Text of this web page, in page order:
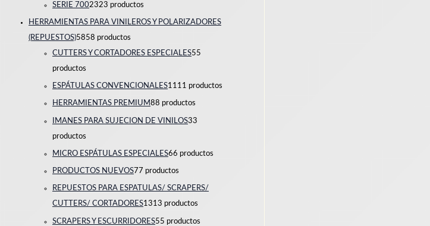
SERIE 7002323 productos
HERRAMIENTAS PARA VINILEROS Y POLARIZADORES
(REPUESTOS)5858 productos
CUTTERS Y CORTADORES ESPECIALES55
productos
ESPÁTULAS CONVENCIONALES1111 productos
HERRAMIENTAS PREMIUM88 productos
IMANES PARA SUJECION DE VINILOS33
productos
MICRO ESPÁTULAS ESPECIALES66 productos
PRODUCTOS NUEVOS77 productos
REPUESTOS PARA ESPATULAS/ SCRAPERS/
CUTTERS/ CORTADORES1313 productos
SCRAPERS Y ESCURRIDORES55 productos